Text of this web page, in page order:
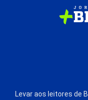
Levar aos leitores de